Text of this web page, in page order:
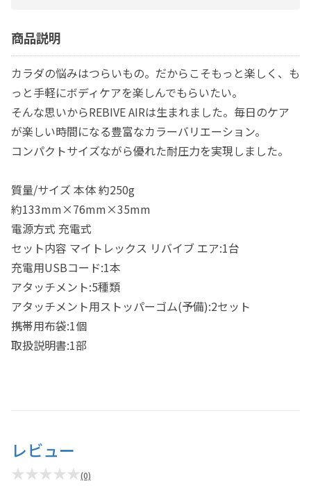
商品説明
カラダの悩みはつらいもの。だからこそもっと楽しく、も
っと手軽にボディケアを楽しんでもらいたい。
そんな思いからREBIVE AIRは生まれました。毎日のケア
が楽しい時間になる豊富なカラーバリエーション。
コンパクトサイズながら優れた耐圧力を実現しました。
質量/サイズ 本体 約250g
約133mm×76mm×35mm
電源方式 充電式
セット内容 マイトレックス リバイブ エア:1台
充電用USBコード:1本
アタッチメント:5種類
アタッチメント用ストッパーゴム(予備):2セット
携帯用布袋:1個
取扱説明書:1部
レビュー
★★★★★(0)